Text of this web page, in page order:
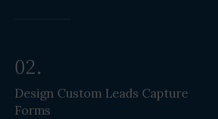
02.
Design Custom Leads Capture
Forms